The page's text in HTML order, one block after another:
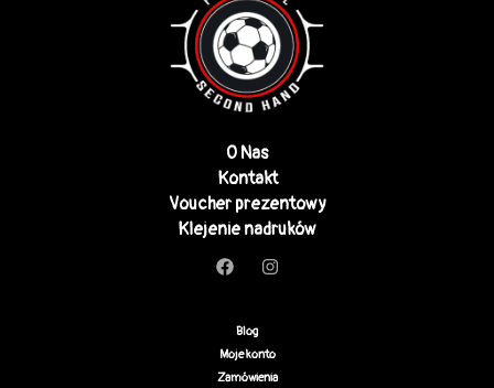
O Nas
Kontakt
Voucher prezentowy
Klejenie nadruków
Blog
Moje konto
Zamówienia